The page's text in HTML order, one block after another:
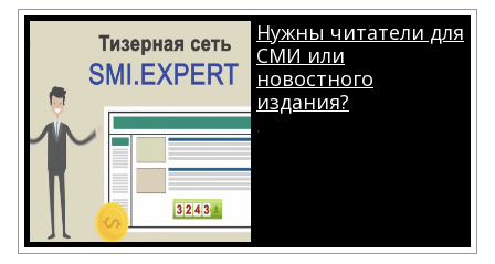
Нужны читатели для
СМИ или
новостного
издания?
.